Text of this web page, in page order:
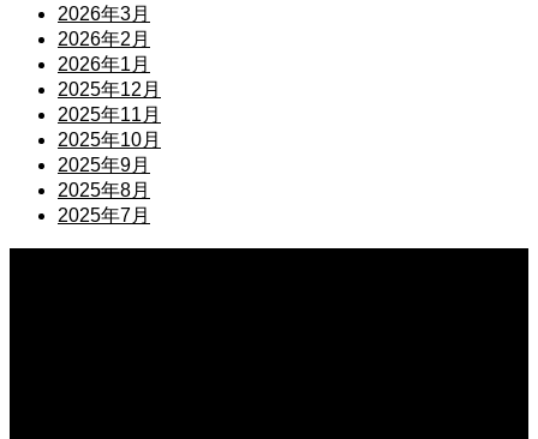
2026年3月
2026年2月
2026年1月
2025年12月
2025年11月
2025年10月
2025年9月
2025年8月
2025年7月